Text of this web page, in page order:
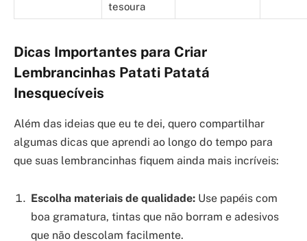
tesoura
Dicas Importantes para Criar
Lembrancinhas Patati Patatá
Inesquecíveis
Além das ideias que eu te dei, quero compartilhar
algumas dicas que aprendi ao longo do tempo para
que suas lembrancinhas fiquem ainda mais incríveis:
Escolha materiais de qualidade: Use papéis com
boa gramatura, tintas que não borram e adesivos
que não descolam facilmente.